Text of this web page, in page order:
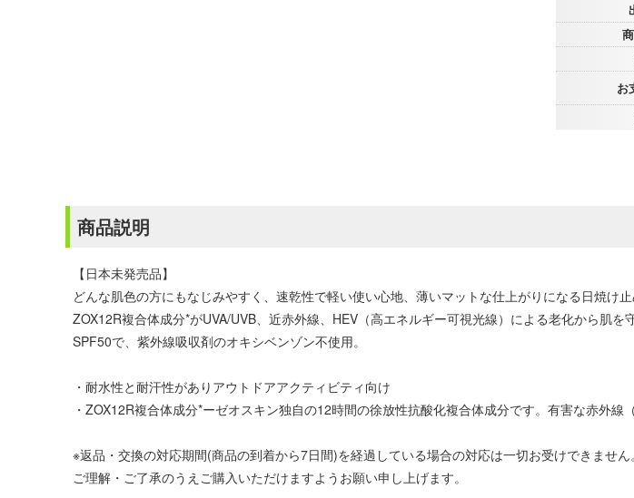
お
商品説明
【日本未発売品】
どんな肌色の方にもなじみやすく、速乾性で軽い使い心地、薄いマットな仕上がりになる日焼け止
ZOX12R複合体成分*がUVA/UVB、近赤外線、HEV（高エネルギー可視光線）による老化から肌を
SPF50で、紫外線吸収剤のオキシベンゾン不使用。
・耐水性と耐汗性がありアウトドアアクティビティ向け
・ZOX12R複合体成分*ーゼオスキン独自の12時間の徐放性抗酸化複合体成分です。有害な赤外線
※返品・交換の対応期間(商品の到着から7日間)を経過している場合の対応は一切お受けできません。
ご理解・ご了承のうえご購入いただけますようお願い申し上げます。